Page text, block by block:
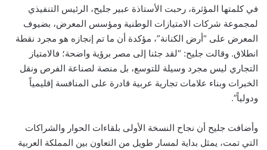
في كلمتها المؤثرة، رحبت الأستاذة عبير جليح، الرئيس التنفيذي
لمجموعة شركات الامتيازات الوطنية ومؤسس المعرض، بضيوف
المعرض على “أرض الكنانة”، مؤكدة أن ما تم إنجازه هو مجرد نقطة
انطلاق. وقالت جليح: “لقد جئنا إلى مصر برؤية واضحة؛ فالامتياز
التجاري ليس مجرد وسيلة للتوسع، بل منصة لصناعة الفرص ونقل
الخبرات وبناء علامات تجارية عربية قادرة على المنافسة إقليمياً
ودولياً”.
وأضافت جليح أن نجاح النسخة الأولى بلقاءات الحوار والشراكات
التي تمت، يمثل بداية لمسار طويل من التعاون بين المملكة العربية